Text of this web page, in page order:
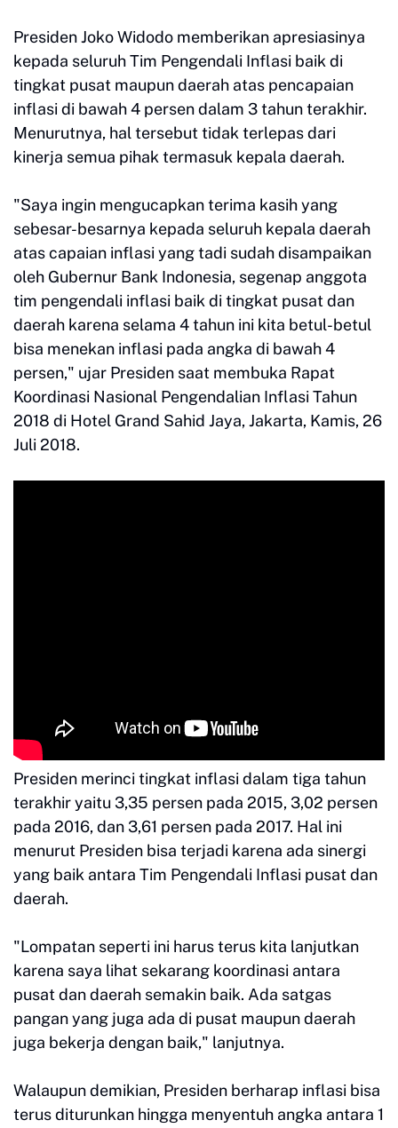
Presiden Joko Widodo memberikan apresiasinya
kepada seluruh Tim Pengendali Inflasi baik di
tingkat pusat maupun daerah atas pencapaian
inflasi di bawah 4 persen dalam 3 tahun terakhir.
Menurutnya, hal tersebut tidak terlepas dari
kinerja semua pihak termasuk kepala daerah.
"Saya ingin mengucapkan terima kasih yang
sebesar-besarnya kepada seluruh kepala daerah
atas capaian inflasi yang tadi sudah disampaikan
oleh Gubernur Bank Indonesia, segenap anggota
tim pengendali inflasi baik di tingkat pusat dan
daerah karena selama 4 tahun ini kita betul-betul
bisa menekan inflasi pada angka di bawah 4
persen," ujar Presiden saat membuka Rapat
Koordinasi Nasional Pengendalian Inflasi Tahun
2018 di Hotel Grand Sahid Jaya, Jakarta, Kamis, 26
Juli 2018.
Presiden merinci tingkat inflasi dalam tiga tahun
terakhir yaitu 3,35 persen pada 2015, 3,02 persen
pada 2016, dan 3,61 persen pada 2017. Hal ini
menurut Presiden bisa terjadi karena ada sinergi
yang baik antara Tim Pengendali Inflasi pusat dan
daerah.
"Lompatan seperti ini harus terus kita lanjutkan
karena saya lihat sekarang koordinasi antara
pusat dan daerah semakin baik. Ada satgas
pangan yang juga ada di pusat maupun daerah
juga bekerja dengan baik," lanjutnya.
Walaupun demikian, Presiden berharap inflasi bisa
terus diturunkan hingga menyentuh angka antara 1